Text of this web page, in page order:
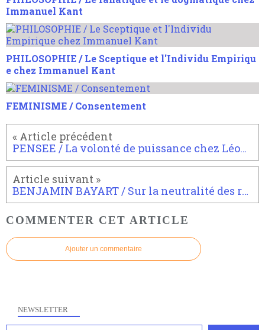
Immanuel Kant
PHILOSOPHIE / Le Sceptique et l'Individu Empiriqu
e chez Immanuel Kant
FEMINISME / Consentement
PENSEE / La volonté de puissance chez Léonard de Vinci
BENJAMIN BAYART / Sur la neutralité des réseaux (JRES Toulouse)
COMMENTER CET ARTICLE
Ajouter un commentaire
NEWSLETTER